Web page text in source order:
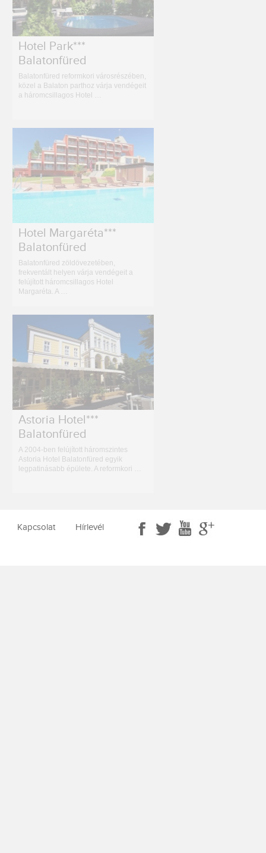
Hotel Park***
Balatonfüred
Balatonfüred reformkori városrészében,
közel a Balaton parthoz várja vendégeit
a háromcsillagos Hotel …
Hotel Margaréta***
Balatonfüred
Balatonfüred zöldövezetében,
frekventált helyen várja vendégeit a
felújított háromcsillagos Hotel
Margaréta. A …
Astoria Hotel***
Balatonfüred
A 2004-ben felújított háromszintes
Astoria Hotel Balatonfüred egyik
legpatinásabb épülete. A reformkori …
Kapcsolat Hírlevél